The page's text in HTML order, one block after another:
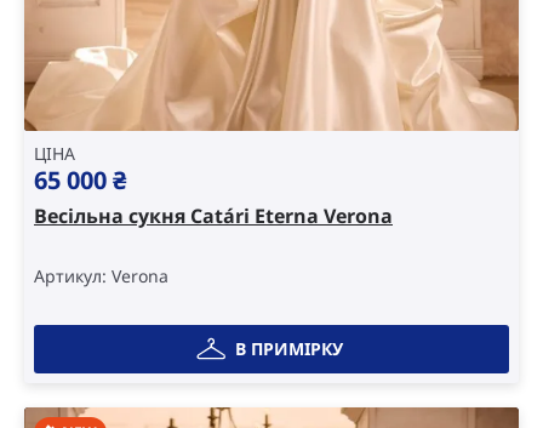
ЦІНА
65 000₴
Весільна сукня Catári Eterna Verona
Артикул: Verona
В ПРИМІРКУ